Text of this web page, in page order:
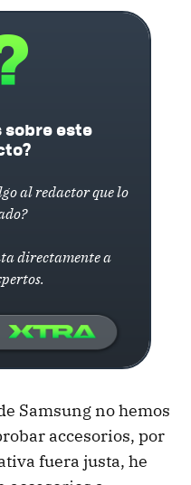
sobre este
al redactor que lo
directamente a
Samsung no hemos
accesorios, por
fuera justa, he